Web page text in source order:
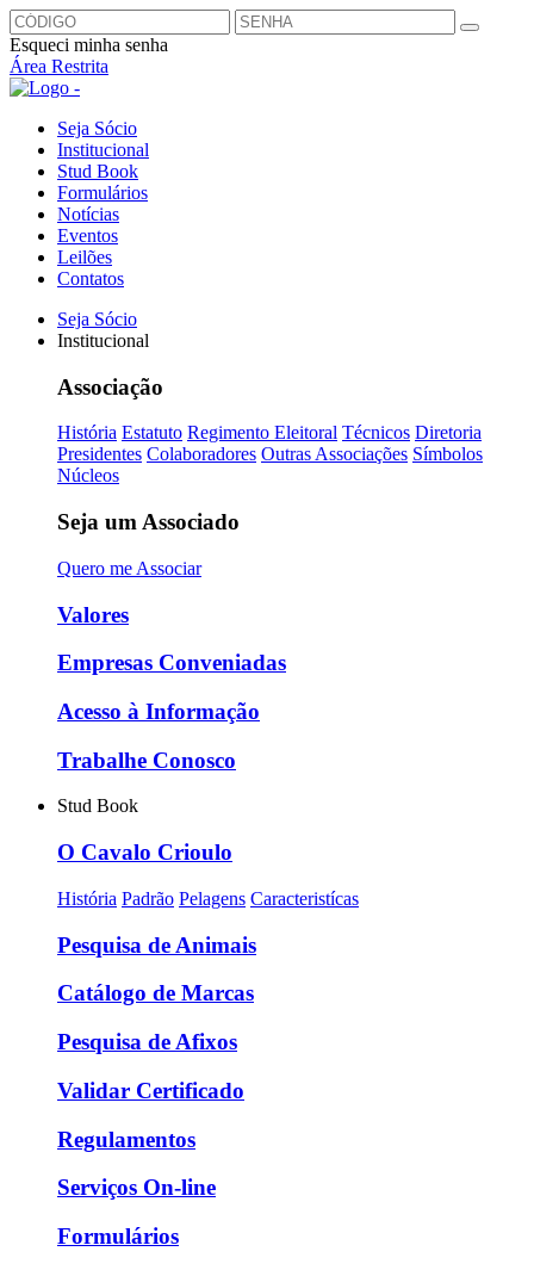
Esqueci minha senha
Área Restrita
Seja Sócio
Institucional
Stud Book
Formulários
Notícias
Eventos
Leilões
Contatos
Seja Sócio
Institucional
Associação
História Estatuto Regimento Eleitoral Técnicos Diretoria
Presidentes Colaboradores Outras Associações Símbolos
Núcleos
Seja um Associado
Quero me Associar
Valores
Empresas Conveniadas
Acesso à Informação
Trabalhe Conosco
Stud Book
O Cavalo Crioulo
História Padrão Pelagens Caracteristícas
Pesquisa de Animais
Catálogo de Marcas
Pesquisa de Afixos
Validar Certificado
Regulamentos
Serviços On-line
Formulários